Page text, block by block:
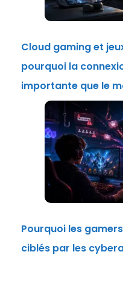
Cloud gaming et
pourquoi la
importante que le
Pourquoi les
ciblés par les